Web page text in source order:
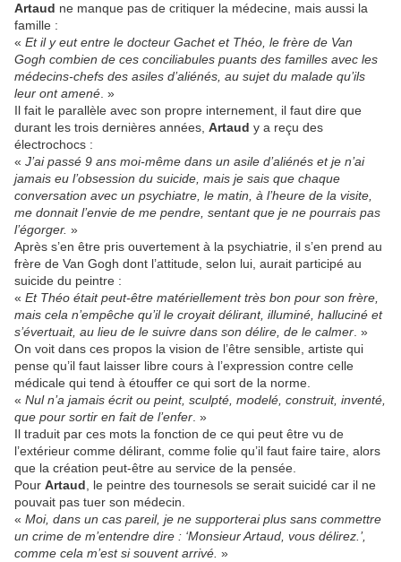
Artaud ne manque pas de critiquer la médecine, mais aussi la
famille :
« Et il y eut entre le docteur Gachet et Théo, le frère de Van
Gogh combien de ces conciliabules puants des familles avec les
médecins-chefs des asiles d’aliénés, au sujet du malade qu’ils
leur ont amené . »
Il fait le parallèle avec son propre internement, il faut dire que
durant les trois dernières années, Artaud y a reçu des
électrochocs :
« J’ai passé 9 ans moi-même dans un asile d’aliénés et je n’ai
jamais eu l’obsession du suicide, mais je sais que chaque
conversation avec un psychiatre, le matin, à l’heure de la visite,
me donnait l’envie de me pendre, sentant que je ne pourrais pas
l’égorger. »
Après s’en être pris ouvertement à la psychiatrie, il s’en prend au
frère de Van Gogh dont l’attitude, selon lui, aurait participé au
suicide du peintre :
« Et Théo était peut-être matériellement très bon pour son frère,
mais cela n’empêche qu’il le croyait délirant, illuminé, halluciné et
s’évertuait, au lieu de le suivre dans son délire, de le calmer . »
On voit dans ces propos la vision de l’être sensible, artiste qui
pense qu’il faut laisser libre cours à l’expression contre celle
médicale qui tend à étouffer ce qui sort de la norme.
« Nul n’a jamais écrit ou peint, sculpté, modelé, construit, inventé,
que pour sortir en fait de l’enfer . »
Il traduit par ces mots la fonction de ce qui peut être vu de
l’extérieur comme délirant, comme folie qu’il faut faire taire, alors
que la création peut-être au service de la pensée.
Pour Artaud , le peintre des tournesols se serait suicidé car il ne
pouvait pas tuer son médecin.
« Moi, dans un cas pareil, je ne supporterai plus sans commettre
un crime de m’entendre dire : ‘Monsieur Artaud, vous délirez.’,
comme cela m’est si souvent arrivé. »